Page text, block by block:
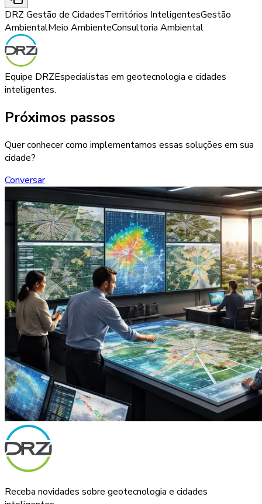
DRZ Gestão de CidadesTerritórios InteligentesGestão
AmbientalMeio AmbienteConsultoria Ambiental
Equipe DRZEspecialistas em geotecnologia e cidades
inteligentes.
Próximos passos
Quer conhecer como implementamos essas soluções em sua
cidade?
Conversar
Receba novidades sobre geotecnologia e cidades